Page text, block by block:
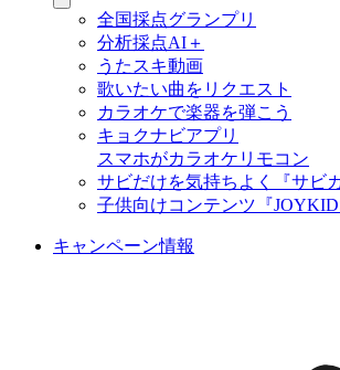
全国採点グランプリ
分析採点AI＋
うたスキ動画
歌いたい曲をリクエスト
カラオケで楽器を弾こう
キョクナビアプリ
スマホがカラオケリモコン
サビだけを気持ちよく『サビカ
子供向けコンテンツ『
キャンペーン情報